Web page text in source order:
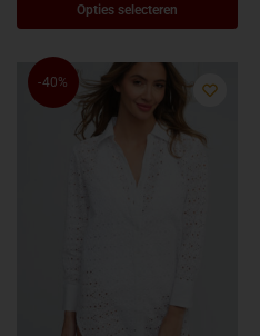
Opties selecteren
-40%